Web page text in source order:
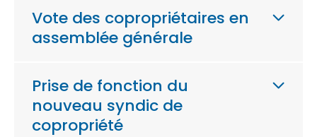
Vote des copropriétaires en
assemblée générale
Prise de fonction du
nouveau syndic de
copropriété